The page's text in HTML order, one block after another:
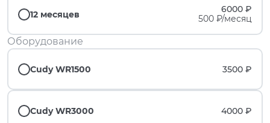
12 месяцев
6000 ₽
500 ₽/месяц
Оборудование
Cudy WR1500 3500 ₽
Cudy WR3000 4000 ₽